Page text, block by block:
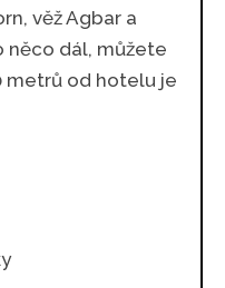
věž Agbar a
něco dál, můžete
metrů od hotelu je